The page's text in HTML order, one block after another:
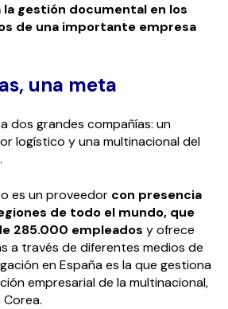
gestión documental en los
de una importante empresa
una meta
dos grandes compañías: un
logístico y una multinacional del
es un proveedor con presencia
de todo el mundo, que
285.000 empleados y ofrece
a través de diferentes medios de
en España es la que gestiona
empresarial de la multinacional,
Corea.